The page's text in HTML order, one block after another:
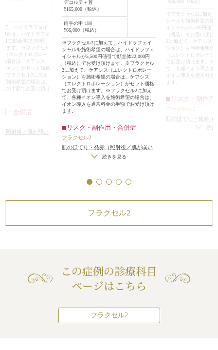
て、ハイドラフェイ
合は、ハイドラフェ
引で顔全体22,000円
けます。※フラクセル
（エレクトロポレー
場合は、ケアシス
ョン）がセット価格
フラクセル2に加え
施術希望の場合は、
の半額でお受け頂け
・合併症
照射後／肌が弱い
デコルテ＋首
¥165,000（税込）
両手の甲 1回
¥66,000（税込）
※フラクセル2に加えて、ハイドラフェイ
シャルを施術希望の場合は、ハイドラフェ
イシャルが5,500円値引で顔全体22,000円
（税込）でお受け頂けます。※フラクセル
2に加えて、ケアシス（エレクトロポレー
ション）を施術希望の場合は、ケアシス
（エレクトロポレーション）がセット価格
でお受け頂けます。※フラクセル2に加え
て、各種イオン導入を施術希望の場合は、
イオン導入を通常料金の半額でお受け頂け
ます。
リスク・副作用・合併症
フラクセル2
肌のほてり・発赤（照射後／肌が弱い
方・敏感肌の方）続きを見る
※フラクセル2に加え
シャルを施術希望の場
イシャルが5,500円値引
（税込）でお受け頂
2に加えて、ケアシス
ション）を施術希望の
（エレクトロポレーシ
でお受け頂けます。※
て、各種イオン導入を
イオン導入を通常料金
ます。
リスク・副作用
フラクセル2
肌のほてり・発赤（
方・敏感肌の方）続き
フラクセル2
この症例の診療科目
ページはこちら
フラクセル2